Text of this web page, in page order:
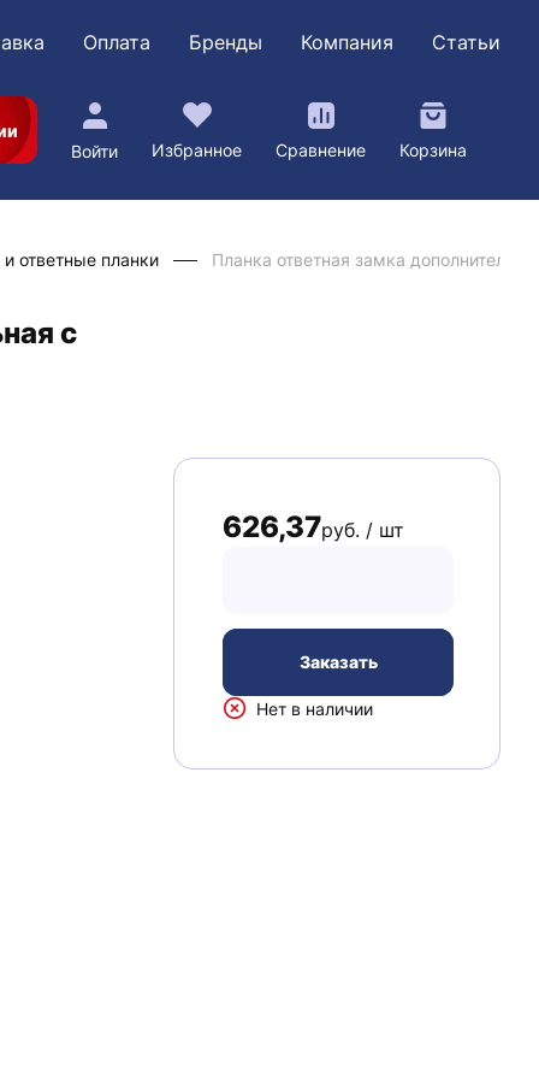
Оплата Бренды Компания Статьи
Войти
Избранное Сравнение Корзина
ответные планки Планка ответная замка
с
626,37руб. / шт
Заказать
Нет в наличии